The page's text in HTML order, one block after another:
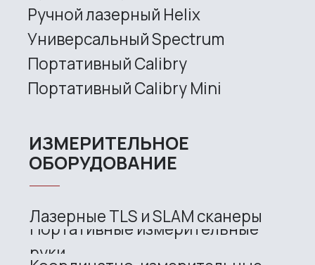
sales@rangevision.com
info@rangevision.com
+7 (499) 322 33 20
CONTACT US
Handheld Calibry Mini
Handheld laser Helix
Handheld laser Fenix
Metrological PRO II
Metrological PRIME
Robotic Proton